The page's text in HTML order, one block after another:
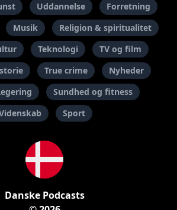
Uddannelse
Forretning
Musik
Religion & spiritualitet
Teknologi
TV og film
True crime
Nyheder
Sundhed og fitness
Sport
Danske Podcasts